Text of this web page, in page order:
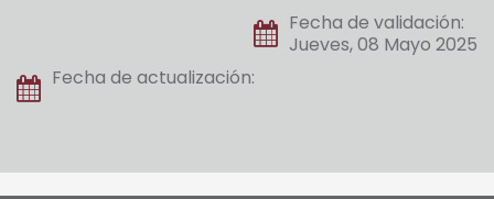
Fecha de validación:
Jueves, 08 Mayo 2025
Fecha de actualización: